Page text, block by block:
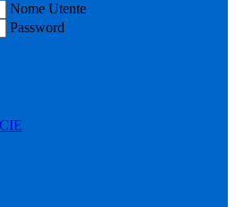
Nome Utente
Password